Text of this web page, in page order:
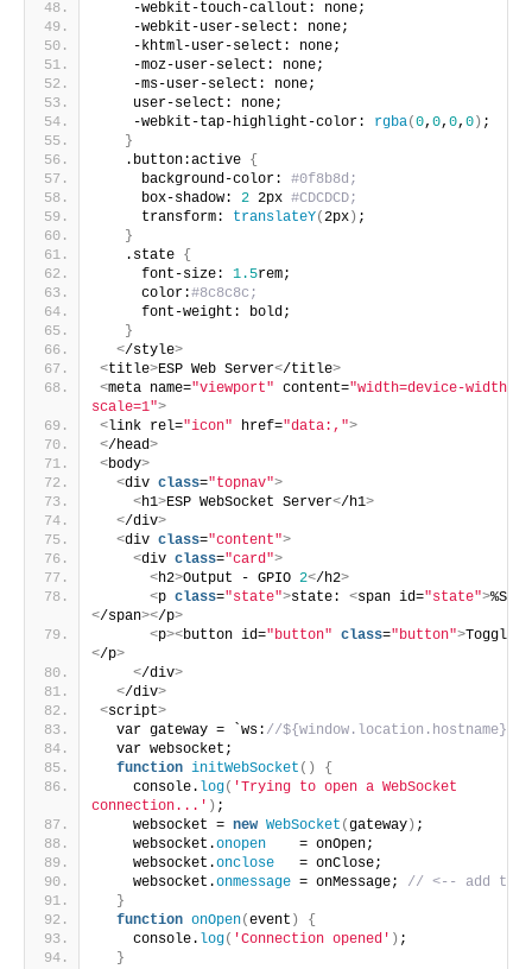
    -webkit-touch-callout: none;
    -webkit-user-select: none;
    -khtml-user-select: none;
    -moz-user-select: none;
    -ms-user-select: none;
    user-select: none;
    -webkit-tap-highlight-color:
rgba(0, 0, 0, 0 ) ;
}
   .button:active
{
     background-color:
#0f8b8d;
     box-shadow:
2 2px #CDCDCD;
     transform:
translateY(2px ) ;
}
   .state
{
     font-size:
1.5rem;
     color:
#8c8c8c;
     font-weight: bold;
}
</style>
<title>ESP Web Server</title>
<meta name="viewport" content="width=device-
scale=1">
<link rel="icon" href="data:,">
</head>
<body>
<div class="topnav">
<h1>ESP WebSocket Server</h1>
</div>
<div class="content">
<div class="card">
<h2>Output - GPIO 2</h2>
<p class="state">state: <span id="state">
</span></p>
<p><button id="button" class="button">Toggle
</p>
</div>
</div>
<script>
  var gateway = `ws:
//${window.location.hostname}/
  var websocket;
function initWebSocket ()
{
    console.
log( 'Trying to open a WebSocket
connection...' ) ;
    websocket =
new WebSocket (gateway ) ;
    websocket.
onopen
    = onOpen;
    websocket.
onclose
   = onClose;
    websocket.
onmessage = onMessage; // <-- add
}
function onOpen(event )
{
    console.
log( 'Connection opened' ) ;
}